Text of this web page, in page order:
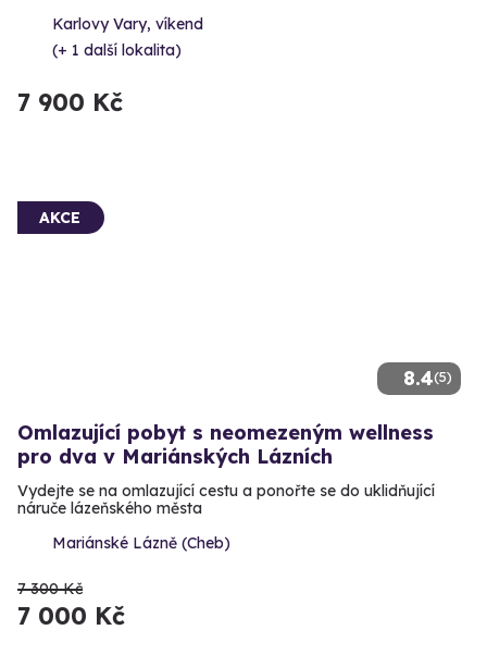
Karlovy Vary, víkend
(+ 1 další lokalita)
7 900 Kč
8.4(5)
AKCE
Omlazující pobyt s neomezeným wellness
pro dva v Mariánských Lázních
Vydejte se na omlazující cestu a ponořte se do uklidňující
náruče lázeňského města
Mariánské Lázně (Cheb)
7 300 Kč
7 000 Kč